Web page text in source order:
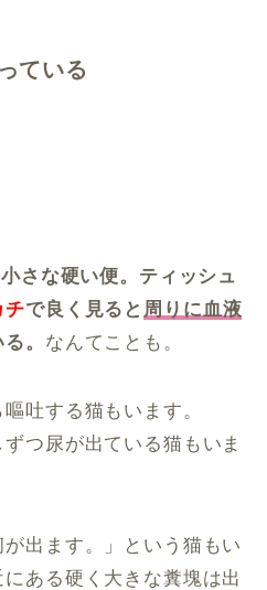
ている
さな硬い便。ティッシュ
チで良く見ると 周りに血液
。 なんてことも。
吐する猫もいます。
つ尿が出ている猫もいま
が出ます。」という猫もい
ある硬く大きな糞塊は出